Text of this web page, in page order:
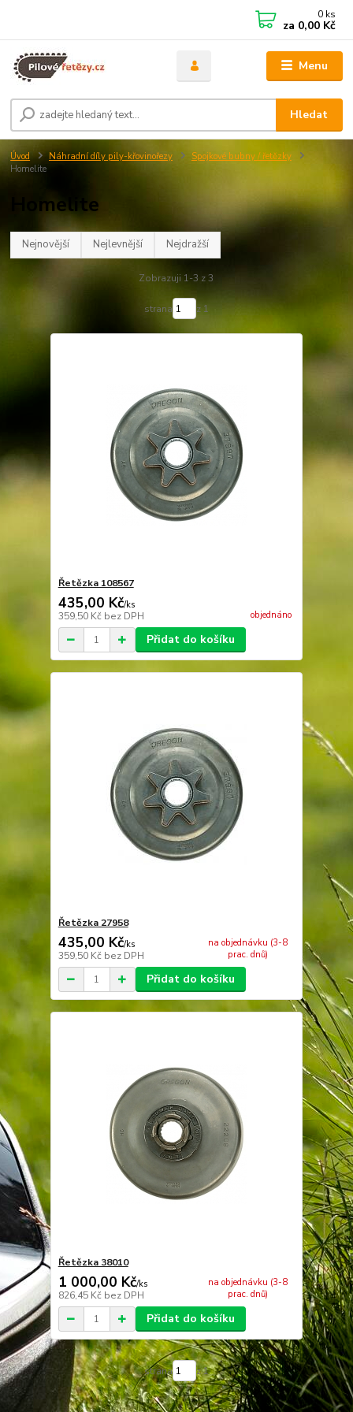
Menu
Hledat
0 ks
za 0,00 Kč
Úvod Náhradní díly pily-křovinořezy
Spojkové bubny / řetězky
Homelite
Homelite
Nejnovější Nejlevnější Nejdražší
Zobrazuji 1-3 z 3
strana z 1
Řetězka 108567
435,00 Kč/ks
359,50 Kč bez DPH objednáno
Přidat do košíku
Řetězka 27958
435,00 Kč/ks
359,50 Kč bez DPH
na objednávku (3-8
prac. dnů)
Přidat do košíku
Řetězka 38010
1 000,00 Kč/ks
826,45 Kč bez DPH
na objednávku (3-8
prac. dnů)
Přidat do košíku
strana z 1